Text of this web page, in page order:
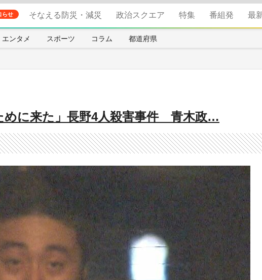
らせ そなえる防災・減災 政治スクエア 特集 番組発 最
エンタメ スポーツ コラム 都道府県
めに来た」長野4人殺害事件 青木政…